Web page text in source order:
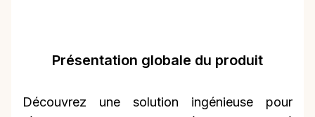
Présentation globale du produit
Découvrez une solution ingénieuse pour